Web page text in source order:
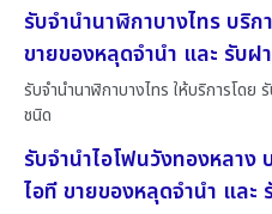
รับจำนำนาฬิกาบางไทร บริ
ขายของหลุดจำนำ และ รับ
รับจำนำนาฬิกาบางไทร ให้บริการโดย
ชนิด
รับจำนำไอโฟนวังทองหลา
ไอที ขายของหลุดจำนำ แล